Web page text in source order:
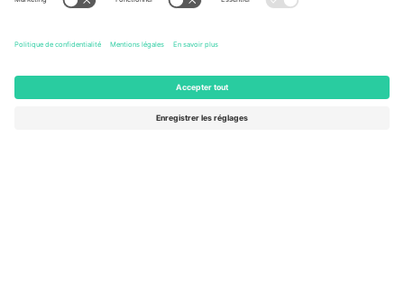
TixProtect
Programme d'affiliation
Comment ça marche
Centre d'information sur la Coupe
Nous contacter